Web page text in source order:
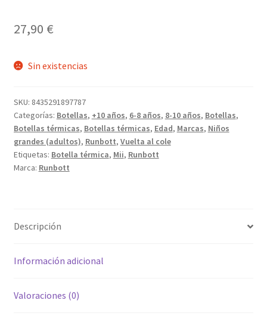
27,90 €
Sin existencias
SKU: 8435291897787
Categorías: Botellas, +10 años, 6-8 años, 8-10 años, Botellas,
Botellas térmicas, Botellas térmicas, Edad, Marcas, Niños
grandes (adultos), Runbott, Vuelta al cole
Etiquetas: Botella térmica, Mii, Runbott
Marca: Runbott
Descripción
Información adicional
Valoraciones (0)